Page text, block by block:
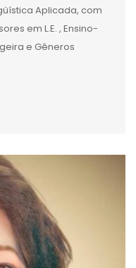
Aplicada, com
em L.E. , Ensino-
e Gêneros